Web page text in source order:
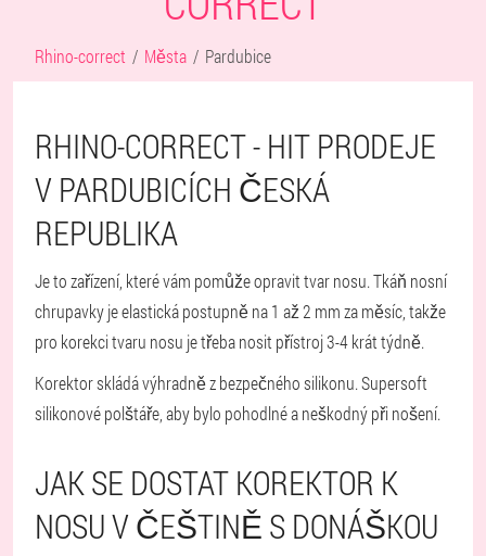
Rhino-correct Města Pardubice
RHINO-CORRECT - HIT PRODEJE
V PARDUBICÍCH ČESKÁ
REPUBLIKA
Je to zařízení, které vám pomůže opravit tvar nosu. Tkáň nosní
chrupavky je elastická postupně na 1 až 2 mm za měsíc, takže
pro korekci tvaru nosu je třeba nosit přístroj 3-4 krát týdně.
Korektor skládá výhradně z bezpečného silikonu. Supersoft
silikonové polštáře, aby bylo pohodlné a neškodný při nošení.
JAK SE DOSTAT KOREKTOR K
NOSU V ČEŠTINĚ S DONÁŠKOU